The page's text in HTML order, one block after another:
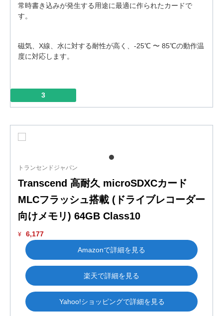
常時書き込みが発生する用途に最適に作られたカードで
す。
磁気、X線、水に対する耐性が高く、-25℃ 〜 85℃の動作温
度に対応します。
3
トランセンドジャパン
Transcend 高耐久 microSDXCカード
MLCフラッシュ搭載 (ドライブレコーダー
向けメモリ) 64GB Class10
¥
6,177
Amazonで詳細を見る
楽天で詳細を見る
Yahoo!ショッピングで詳細を見る